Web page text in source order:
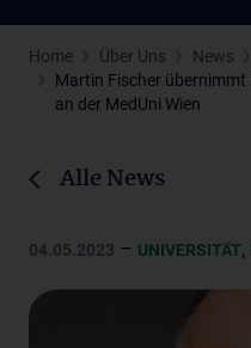
Home Über Uns News
Martin Fischer
an der MedUni Wien
Alle News
04.05.2023 – UNIVERSITÄT,